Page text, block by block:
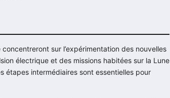
sur l’expérimentation des nouvelles
électrique et des missions habitées sur la Lune
étapes intermédiaires sont essentielles pour